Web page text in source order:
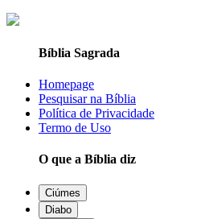
Bíblia Sagrada
Homepage
Pesquisar na Bíblia
Política de Privacidade
Termo de Uso
O que a Bíblia diz
Ciúmes
Diabo